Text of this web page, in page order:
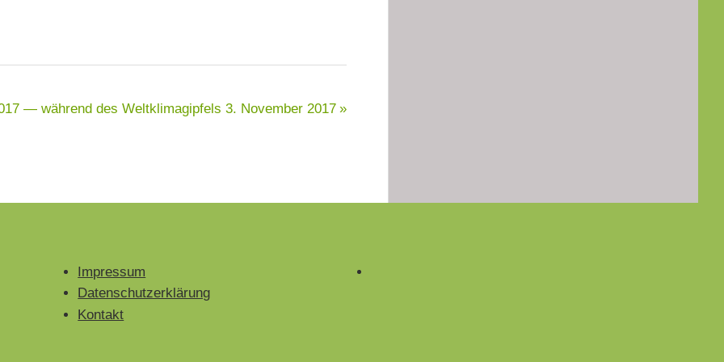
— während des Weltklimagipfels 3. November 2017
Impressum
Datenschutzerklärung
Kontakt